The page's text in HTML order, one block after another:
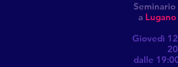
Seminario
a
Giovedì
dalle